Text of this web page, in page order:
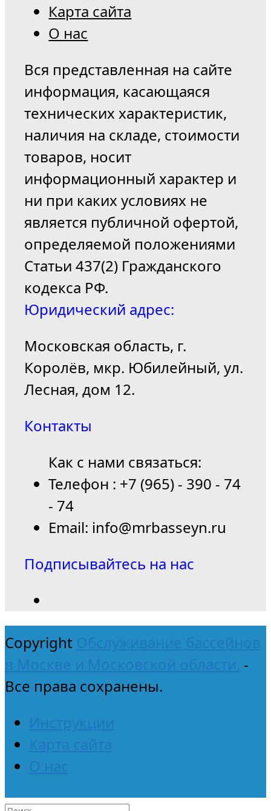
Карта сайта
О нас
Вся представленная на сайте
информация, касающаяся
технических характеристик,
наличия на складе, стоимости
товаров, носит
информационный характер и
ни при каких условиях не
является публичной офертой,
определяемой положениями
Статьи 437(2) Гражданского
кодекса РФ.
Юридический адрес:
Московская область, г.
Королёв, мкр. Юбилейный, ул.
Лесная, дом 12.
Контакты
Как с нами связаться:
Телефон : +7 (965) - 390 - 74
- 74
Email: info@mrbasseyn.ru
Подписывайтесь на нас
Copyright Обслуживание бассейнов
в Москве и Московской области. -
Все права сохранены.
Инструкции
Карта сайта
О нас